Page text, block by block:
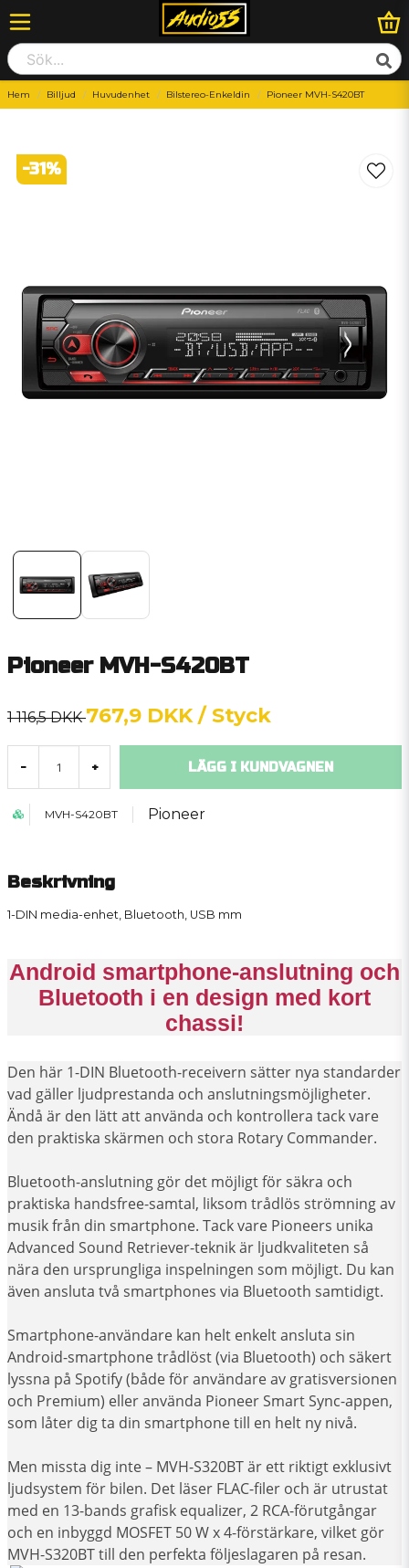
Hem Billjud Huvudenhet Bilstereo-Enkeldin Pioneer MVH-S420BT
-31%
Pioneer MVH-S420BT
1 116,5 DKK767,9 DKK / Styck
- + LÄGG I KUNDVAGNEN
MVH-S420BT Pioneer
Beskrivning
1-DIN media-enhet, Bluetooth, USB mm
Android smartphone-anslutning och
Bluetooth i en design med kort
chassi!
Den här 1-DIN Bluetooth-receivern sätter nya standarder
vad gäller ljudprestanda och anslutningsmöjligheter.
Ändå är den lätt att använda och kontrollera tack vare
den praktiska skärmen och stora Rotary Commander.
Bluetooth-anslutning gör det möjligt för säkra och
praktiska handsfree-samtal, liksom trådlös strömning av
musik från din smartphone. Tack vare Pioneers unika
Advanced Sound Retriever-teknik är ljudkvaliteten så
nära den ursprungliga inspelningen som möjligt. Du kan
även ansluta två smartphones via Bluetooth samtidigt.
Smartphone-användare kan helt enkelt ansluta sin
Android-smartphone trådlöst (via Bluetooth) och säkert
lyssna på Spotify (både för användare av gratisversionen
och Premium) eller använda Pioneer Smart Sync-appen,
som låter dig ta din smartphone till en helt ny nivå.
Men missta dig inte – MVH-S320BT är ett riktigt exklusivt
ljudsystem för bilen. Det läser FLAC-filer och är utrustat
med en 13-bands grafisk equalizer, 2 RCA-förutgångar
och en inbyggd MOSFET 50 W x 4-förstärkare, vilket gör
MVH-S320BT till den perfekta följeslagaren på resan.